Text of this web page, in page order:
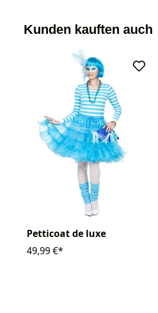
Kunden kauften auch
Petticoat de luxe
49,99 €*